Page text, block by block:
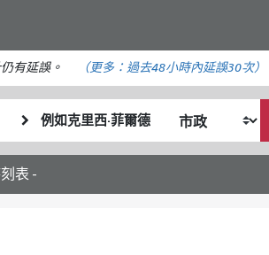
主
內
容
有延誤。 （更多： 過去48小時內延誤30次）
終
點
位
置
我
希
的
表 -